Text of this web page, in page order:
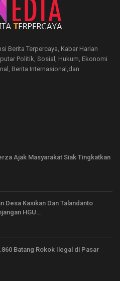
Berita Terpercaya, Kabar Harian
Politik, Sosial, Hukum, Ekonomi
Berita Internasional,dan
Ajak Masyarakat Siak Tingkatkan
Desa Kasikan Dan Talandanto
HGU…
Batang Rokok Ilegal di Pasar